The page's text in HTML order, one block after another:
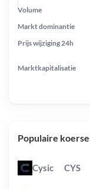
Prijs wijziging 24h
Markt dominantie
Marktkapitalisatie
Volume
Populaire
Cysic CYS